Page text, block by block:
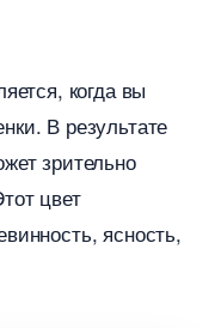
когда вы
В результате
зрительно
цвет
ясность,